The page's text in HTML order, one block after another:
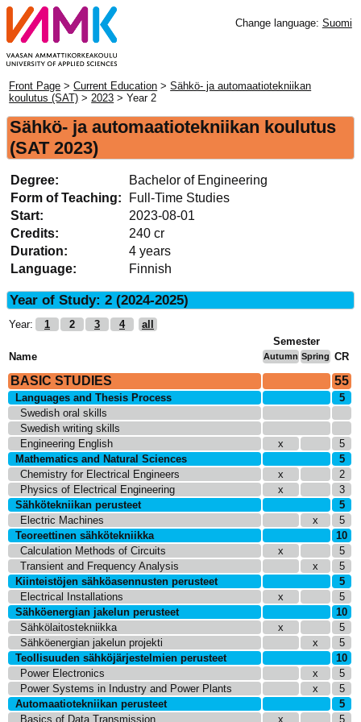
Change language: Suomi
Front Page >Current Education >Sähkö- ja automaatiotekniikan
koulutus (SAT) >2023 > Year 2
Sähkö- ja automaatiotekniikan koulutus
(SAT 2023)
Degree:
Bachelor of Engineering
Form of Teaching:
Full-Time Studies
Start:
2023-08-01
Credits:
240 cr
Duration:
4 years
Language:
Finnish
Year of Study: 2 (2024-2025)
Year: 1 2 3 4
all
Semester
Name
Autumn Spring CR
BASIC STUDIES 55
Languages and Thesis Process
5
Swedish oral skills
Swedish writing skills
Engineering English
x
5
Mathematics and Natural Sciences
5
Chemistry for Electrical Engineers
x
2
Physics of Electrical Engineering
x
3
Sähkötekniikan perusteet
5
Electric Machines
x
5
Teoreettinen sähkötekniikka
10
Calculation Methods of Circuits
x
5
Transient and Frequency Analysis
x
5
Kiinteistöjen sähköasennusten perusteet
5
Electrical Installations
x
5
Sähköenergian jakelun perusteet
10
Sähkölaitostekniikka
x
5
Sähköenergian jakelun projekti
x
5
Teollisuuden sähköjärjestelmien perusteet
10
Power Electronics
x
5
Power Systems in Industry and Power Plants
x
5
Automaatiotekniikan perusteet
5
Basics of Data Transmission
x 5